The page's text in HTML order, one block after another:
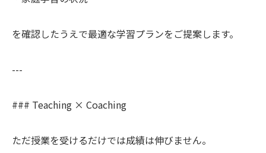
を確認したうえで最適な学習プランをご提案します。
---
### Teaching × Coaching
ただ授業を受けるだけでは成績は伸びません。